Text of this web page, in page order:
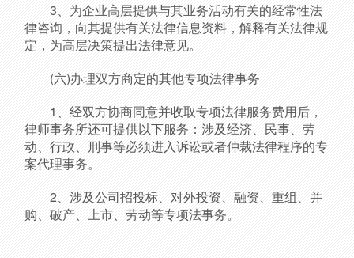
3、为企业高层提供与其业务活动有关的经常性法
律咨询，向其提供有关法律信息资料，解释有关法律规
定，为高层决策提出法律意见。
(六)办理双方商定的其他专项法律事务
1、经双方协商同意并收取专项法律服务费用后，
律师事务所还可提供以下服务：涉及经济、民事、劳
动、行政、刑事等必须进入诉讼或者仲裁法律程序的专
案代理事务。
2、涉及公司招投标、对外投资、融资、重组、并
购、破产、上市、劳动等专项法事务。